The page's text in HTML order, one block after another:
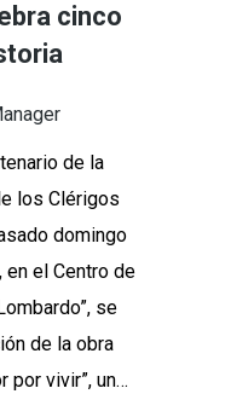
cinco
de la
los Clérigos
domingo
el Centro de
se
de la obra
por vivir”, un…